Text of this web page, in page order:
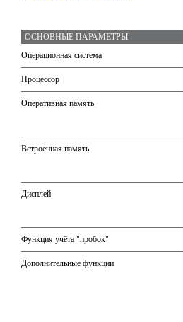
ОСНОВНЫЕ ПАРАМЕТРЫ
Операционная система
Процессор
Оперативная память
Встроенная память
Дисплей
Функция учёта "пробок"
Дополнительные функции